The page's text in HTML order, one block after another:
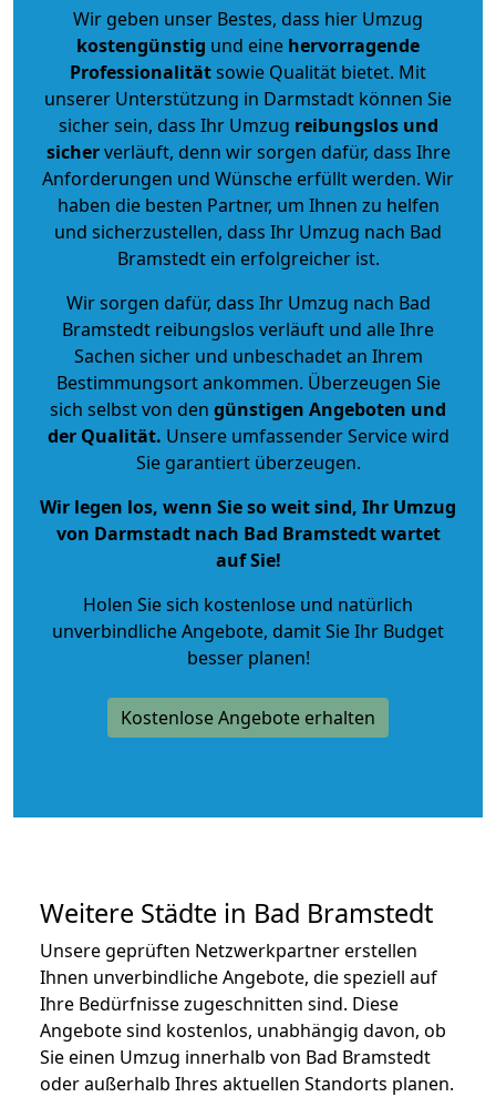
Wir geben unser Bestes, dass hier Umzug
kostengünstig und eine hervorragende
Professionalitätsowie Qualität bietet. Mit
unserer Unterstützung in Darmstadt können Sie
sicher sein, dass Ihr Umzug reibungslos und
sicherverläuft, denn wir sorgen dafür, dass Ihre
Anforderungen und Wünsche erfüllt werden. Wir
haben die besten Partner, um Ihnen zu helfen
und sicherzustellen, dass Ihr Umzug nach Bad
Bramstedt ein erfolgreicher ist.
Wir sorgen dafür, dass Ihr Umzug nach Bad
Bramstedt reibungslos verläuft und alle Ihre
Sachen sicher und unbeschadet an Ihrem
Bestimmungsort ankommen. Überzeugen Sie
sich selbst von den günstigen Angeboten und
der Qualität. Unsere umfassender Service wird
Sie garantiert überzeugen.
Wir legen los, wenn Sie so weit sind, Ihr Umzug
von Darmstadt nach Bad Bramstedt wartet
auf Sie!
Holen Sie sich kostenlose und natürlich
unverbindliche Angebote, damit Sie Ihr Budget
besser planen!
Kostenlose Angebote erhalten
Weitere Städte in Bad Bramstedt
Unsere geprüften Netzwerkpartner erstellen
Ihnen unverbindliche Angebote, die speziell auf
Ihre Bedürfnisse zugeschnitten sind. Diese
Angebote sind kostenlos, unabhängig davon, ob
Sie einen Umzug innerhalb von Bad Bramstedt
oder außerhalb Ihres aktuellen Standorts planen.